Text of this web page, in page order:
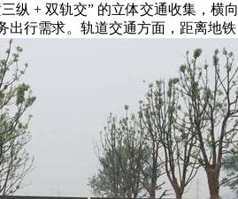
纵 + 双轨交” 的立体交通收集，
行需求。轨道交通方面，距离地